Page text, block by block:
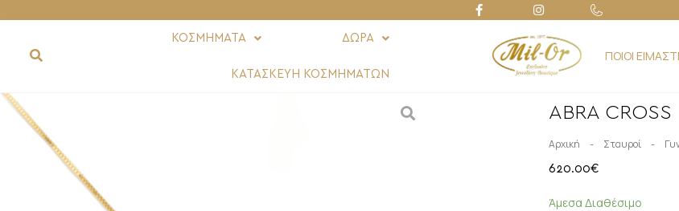
ΚΟΣΜΗΜΑΤΑ ΔΩΡΑ
ΚΑΤΑΣΚΕΥΗ ΚΟΣΜΗΜΑΤΩΝ
ΠΟΙΟΙ
ABRA CROSS
Αρχική - Σταυροί -
620.00€
Άμεσα Διαθέσιμο